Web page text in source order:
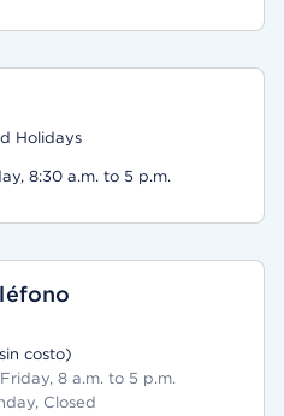
Holidays
8:30 a.m. to 5 p.m.
costo)
8 a.m. to 5 p.m.
Closed